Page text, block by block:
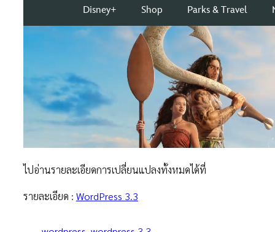
ไปอ่านรายละเอียดการเปลี่ยนแปลงทั้งหมดได้ที่
รายละเอียด : WordPress 3.3